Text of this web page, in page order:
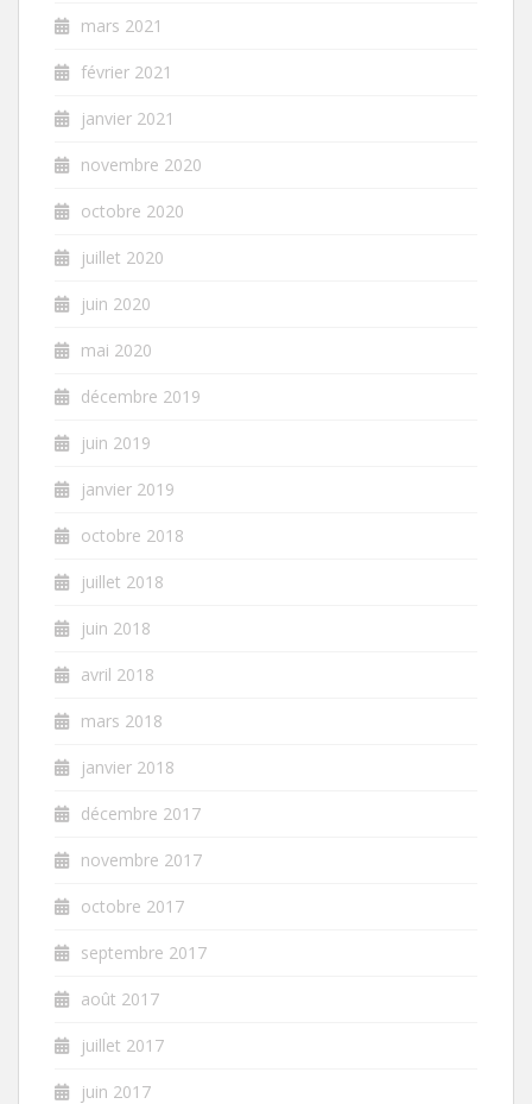
mars 2021
février 2021
janvier 2021
novembre 2020
octobre 2020
juillet 2020
juin 2020
mai 2020
décembre 2019
juin 2019
janvier 2019
octobre 2018
juillet 2018
juin 2018
avril 2018
mars 2018
janvier 2018
décembre 2017
novembre 2017
octobre 2017
septembre 2017
août 2017
juillet 2017
juin 2017